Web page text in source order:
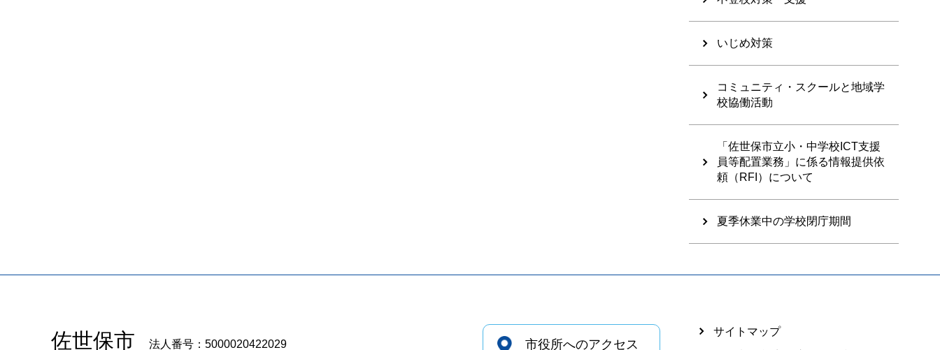
いじめ対策
コミュニティ・スクールと地域学
校協働活動
「佐世保市立小・中学校ICT支援
員等配置業務」に係る情報提供依
頼（RFI）について
夏季休業中の学校閉庁期間
佐世保市 法人番号：5000020422029 市役所へのアクセス
サイトマップ